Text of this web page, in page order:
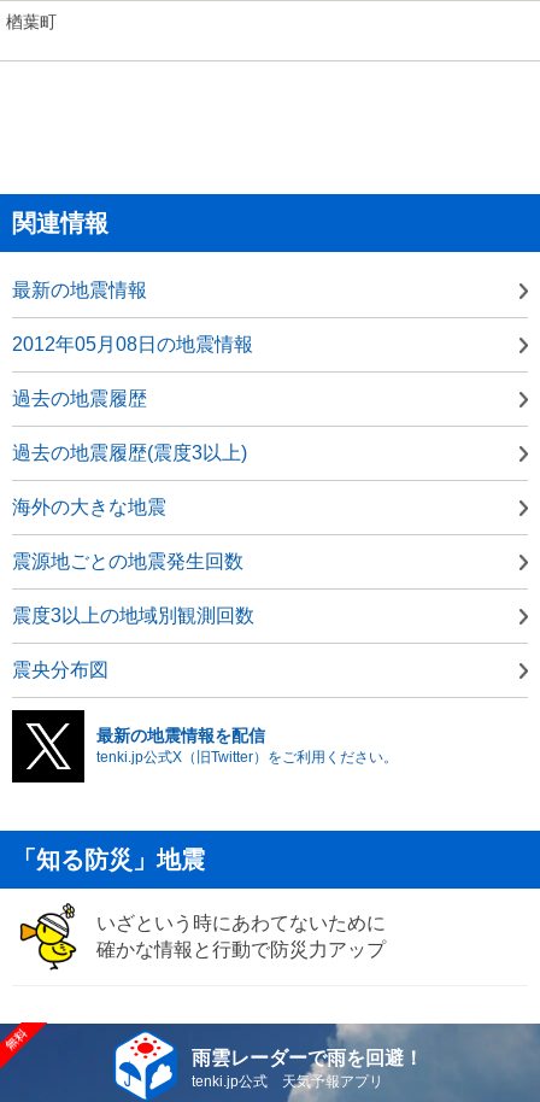
楢葉町
関連情報
最新の地震情報
2012年05月08日の地震情報
過去の地震履歴
過去の地震履歴(震度3以上)
海外の大きな地震
震源地ごとの地震発生回数
震度3以上の地域別観測回数
震央分布図
最新の地震情報を配信
tenki.jp公式X（旧Twitter）をご利用ください。
「知る防災」地震
いざという時にあわてないために
確かな情報と行動で防災力アップ
雨雲レーダーで雨を回避！
tenki.jp公式 天気予報アプリ